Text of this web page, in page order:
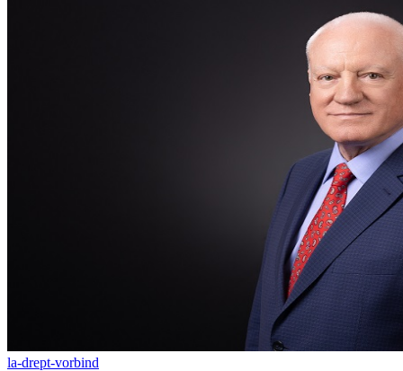
la-drept-vorbind